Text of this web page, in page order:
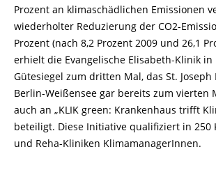
Prozent an klimaschädlichen Emissionen
wiederholter Reduzierung der CO2-
Prozent (nach 8,2 Prozent 2009 und 26,1
erhielt die Evangelische Elisabeth-Klinik in
Gütesiegel zum dritten Mal, das St.
Berlin-Weißensee gar bereits zum vierten
auch an „KLIK green: Krankenhaus trifft
beteiligt. Diese Initiative qualifiziert in 250
und Reha-Kliniken KlimamanagerInnen.